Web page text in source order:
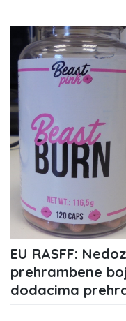
EU RASFF:
prehrambene
dodacima